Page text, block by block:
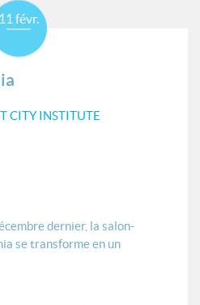
CITY INSTITUTE
11 févr.
dernier, la salon-
se transforme en un